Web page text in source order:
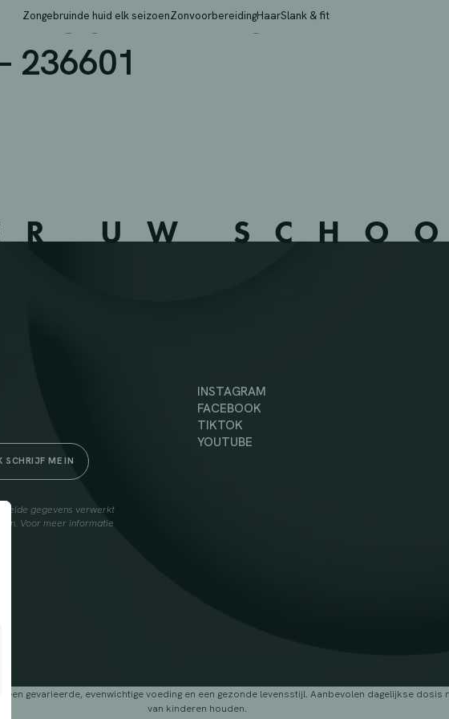
Zongebruinde huid elk seizoenZonvoorbereidingHaarSlank & fit
– PEUTIE –
236601
UW
gegevens verwerkt
Voor meer informatie
INSTAGRAM
FACEBOOK
TIKTOK
YOUTUBE
gevarieerde, evenwichtige voeding en een gezonde levensstijl. Aanbevolen dagelijkse
van kinderen houden.